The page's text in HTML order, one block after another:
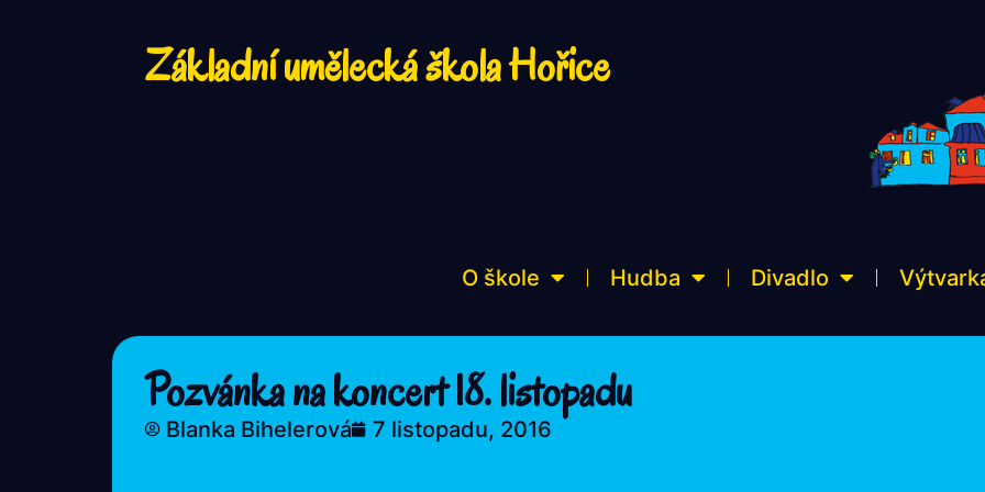
Základní umělecká škola Hořice
O škole Hudba Divadlo
Pozvánka na koncert 18. listopadu
Blanka Bihelerová 7 listopadu, 2016